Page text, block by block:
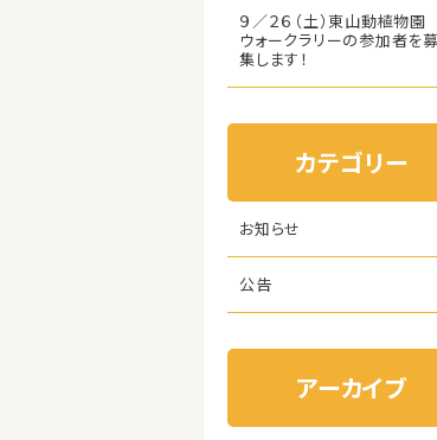
９／２６（土）東山動植物園
ウォークラリーの参加者を募
集します！
カテゴリー
お知らせ
公告
アーカイブ